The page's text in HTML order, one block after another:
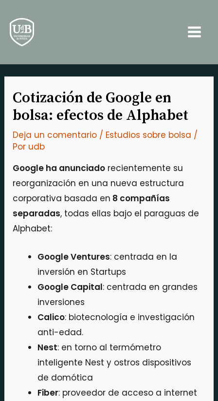
contenido
Cotización de Google en
bolsa: efectos de Alphabet
Deja un comentario / Estudios sobre bolsa /
Por udb
Google ha anunciado recientemente su
reorganización en una nueva estructura
corporativa basada en 8 compañías
separadas, todas ellas bajo el paraguas de
Alphabet:
Google Ventures: centrada en la
inversión en Startups
Google Capital: centrada en grandes
inversiones
Calico: biotecnología e investigación
anti-edad.
Nest: en torno al termómetro
inteligente Nest y ostros dispositivos
de domótica
Fiber: proveedor de acceso a internet
de
entradas